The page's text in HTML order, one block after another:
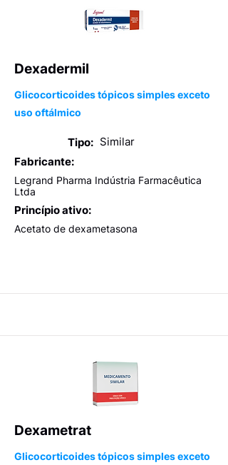
Dexadermil
Glicocorticoides tópicos simples exceto
uso oftálmico
Tipo: Similar
Fabricante:
Legrand Pharma Indústria Farmacêutica
Ltda
Princípio ativo:
Acetato de dexametasona
Dexametrat
Glicocorticoides tópicos simples exceto